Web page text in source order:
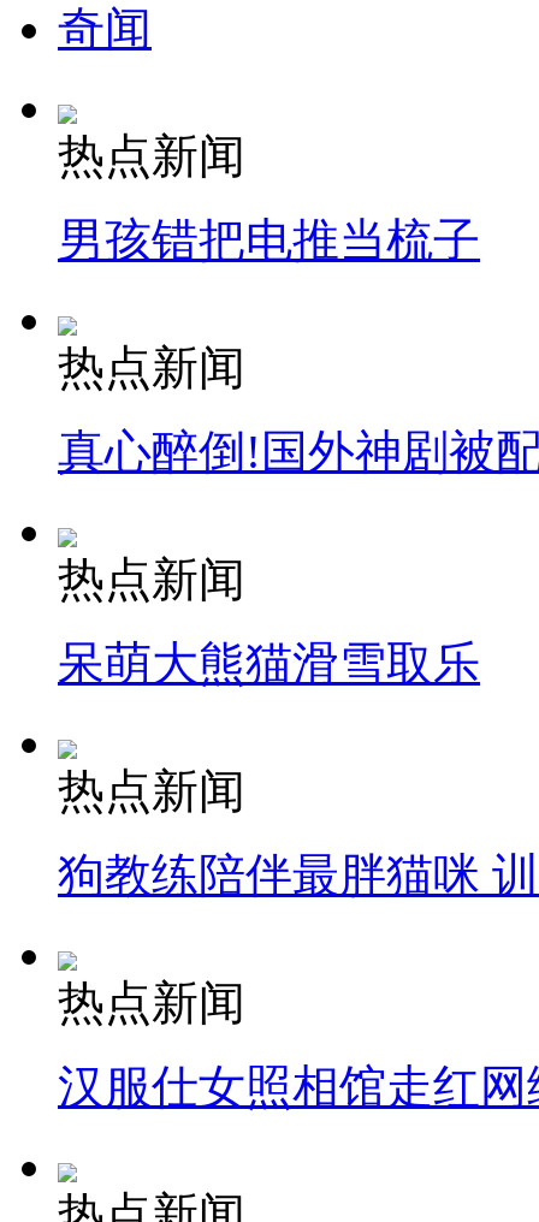
纽约上演“枕头大战”
司机酒驾遇交警 急速倒车逃窜
奇闻
热点新闻
男孩错把电推当梳子
热点新闻
真心醉倒!国外神剧被
热点新闻
呆萌大熊猫滑雪取乐
热点新闻
狗教练陪伴最胖猫咪
热点新闻
汉服仕女照相馆走红网